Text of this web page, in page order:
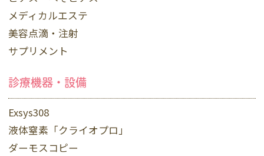
メディカルエステ
美容点滴・注射
サプリメント
診療機器・設備
Exsys308
液体窒素「クライオプロ」
ダーモスコピー